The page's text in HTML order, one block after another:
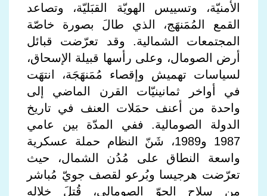
الأمنيّة، وتسييس الهويّة القبَليّة، وتصاعد
القمع المُمَنهَج، الذي طالَ بصورة خاصّة
المجتمعات الشمالية. وقد تعرّضت قبائل
أرض الصومال، وعلى رأسها قبيلة الإسحاق،
لسياسات تهميش وإقصاء مُمَنهَجَة، انتهَت
في أواخر ثمانينيّات القرن الماضي إلى
واحدة من أعنف حمَلات العنف في تاريخ
الدولة الصومالية. ففي المدّة بين عامي
1987 و1989، شَنّ النظام حملة عسكرية
واسعة النطاق على مُدُن الشمال، حيث
تعرّضت هرجيسا وبُرعو لقصف جويّ مُباشر
من سلاح الجوّ الصومالي، قُتِلَ خلاله